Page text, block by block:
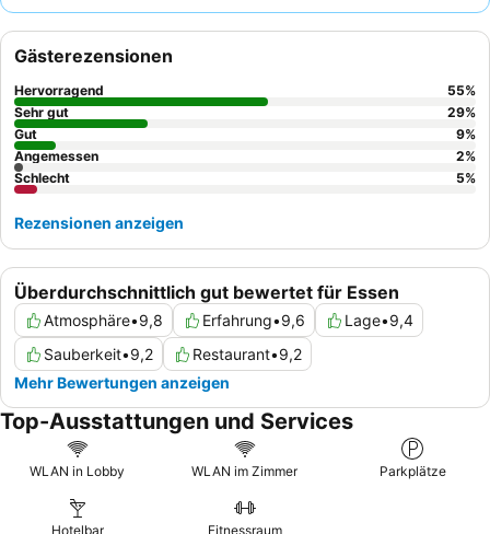
für seine außergewöhnliche Freundlichkeit und das
Frühstücksbuffetfür seine Vielfalt und Qualität. Für einen
ruhigeren Aufenthalt sollten Gäste ein Zimmer zum Innenhof
anfragen.
Überdurchschnittlich gut bewertet für Essen
Atmosphäre•9,8 Erfahrung•9,6 Lage•9,4
Sauberkeit•9,2 Restaurant•9,2
Mehr Bewertungen anzeigen
Gästerezensionen
Hervorragend 55%
Sehr gut
29%
Gut
9%
Angemessen
2%
Schlecht
5%
Rezensionen anzeigen
Top-Ausstattungen und Services
WLAN in Lobby WLAN im Zimmer Parkplätze
Hotelbar Fitnessraum